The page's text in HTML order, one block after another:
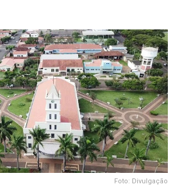
Foto: Divulgação